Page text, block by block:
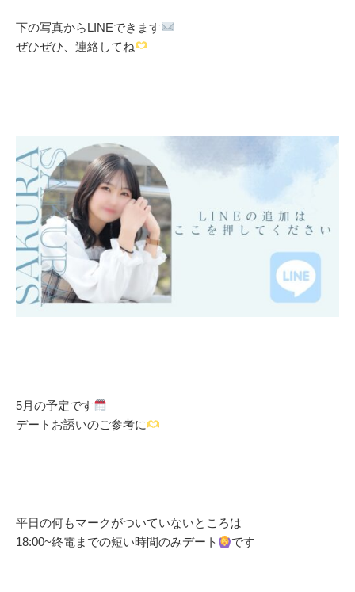
下の写真からLINEできます
ぜひぜひ、連絡してね
5月の予定です
デートお誘いのご参考に
平日の何もマークがついていないところは
18:00~終電までの短い時間のみデート
です